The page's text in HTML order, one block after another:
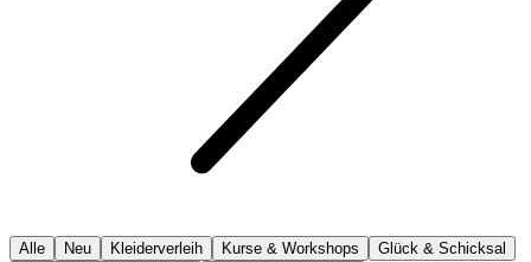
Alle Neu Kleiderverleih Kurse & Workshops
Glück & Schicksal